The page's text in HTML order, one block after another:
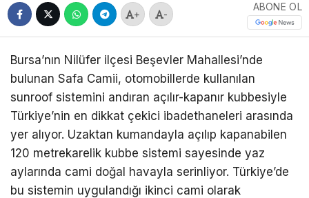
+ -
ABONE OL
Bursa’nın Nilüfer ilçesi Beşevler Mahallesi’nde
bulunan Safa Camii, otomobillerde kullanılan
sunroof sistemini andıran açılır-kapanır kubbesiyle
Türkiye’nin en dikkat çekici ibadethaneleri arasında
yer alıyor. Uzaktan kumandayla açılıp kapanabilen
120 metrekarelik kubbe sistemi sayesinde yaz
aylarında cami doğal havayla serinliyor. Türkiye’de
bu sistemin uygulandığı ikinci cami olarak